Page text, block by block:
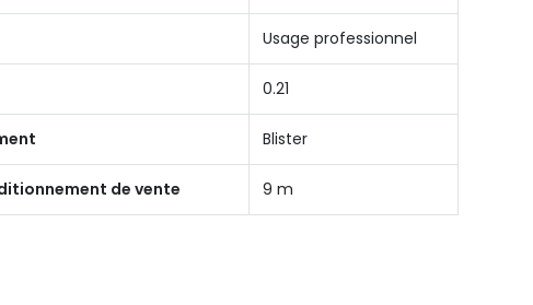
Usage professionnel
0.21
Blister
de vente 9 m